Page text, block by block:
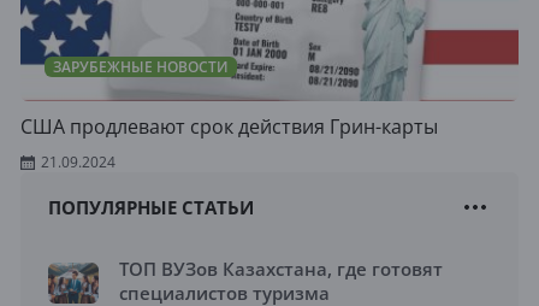
ЗАРУБЕЖНЫЕ НОВОСТИ
США продлевают срок действия Грин-карты
21.09.2024
ПОПУЛЯРНЫЕ СТАТЬИ
ТОП ВУЗов Казахстана, где готовят
специалистов туризма